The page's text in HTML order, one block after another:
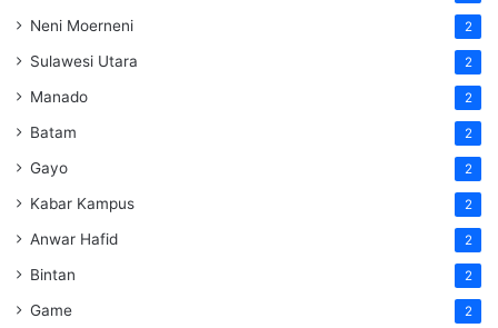
Neni Moerneni 2
Sulawesi Utara 2
Manado 2
Batam 2
Gayo 2
Kabar Kampus 2
Anwar Hafid 2
Bintan 2
Game 2